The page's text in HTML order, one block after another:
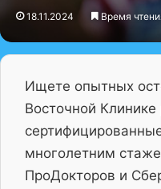
18.11.2024 Время
Ищете опытных
Восточной Клинике
многолетним
ПроДокторов и